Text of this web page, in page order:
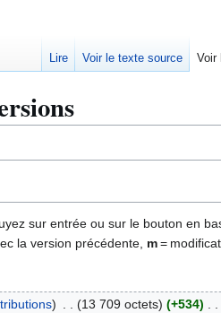
sur entrée ou sur le bouton en
la version précédente, m=
13 709 octets +534
Lire Voir le texte source Voir